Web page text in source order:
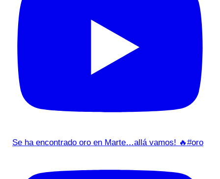
Se ha encontrado oro en Marte…allá vamos! 🔥#oro